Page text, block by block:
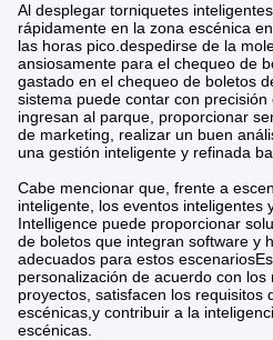
Al desplegar torniquetes
rápidamente en la zona escénica
las horas pico.despedirse de la
ansiosamente para el chequeo de
gastado en el chequeo de boletos
sistema puede contar con
ingresan al parque, proporcionar
de marketing, realizar un buen
una gestión inteligente y refinada
Cabe mencionar que, frente a
inteligente, los eventos inteligentes
Intelligence puede proporcionar
de boletos que integran software y
adecuados para estos
personalización de acuerdo con
proyectos, satisfacen los requisitos
escénicas,y contribuir a la
escénicas.